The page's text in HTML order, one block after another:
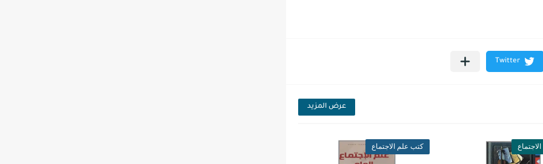
عرض المزيد
كتب علم الاجتماع